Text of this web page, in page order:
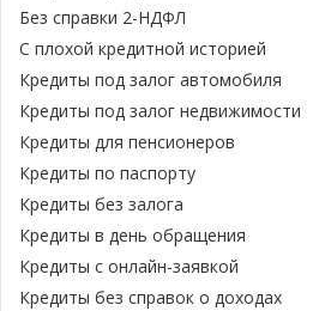
Без справки 2-НДФЛ
С плохой кредитной историей
Кредиты под залог автомобиля
Кредиты под залог недвижимости
Кредиты для пенсионеров
Кредиты по паспорту
Кредиты без залога
Кредиты в день обращения
Кредиты с онлайн-заявкой
Кредиты без справок о доходах